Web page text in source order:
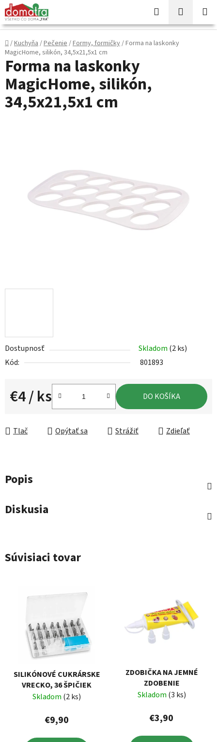
Prejsť
na
obsah
Hľadať
KOŠÍK
Domov
/Kuchyňa/Pečenie/Formy, formičky/Forma na laskonky
MagicHome, silikón, 34,5x21,5x1 cm
Dostupnosť Skladom (2 ks)
Kód:
801893
€4/ ks
Jednotková cena:
DO KOŠÍKA
Tlač Opýtať sa Strážiť Zdieľať
Forma na laskonky
MagicHome, silikón,
34,5x21,5x1 cm
Popis
Diskusia
Súvisiaci tovar
SILIKÓNOVÉ CUKRÁRSKE
VRECKO, 36 ŠPIČIEK
Skladom (2 ks)
€9,90
ZDOBIČKA NA JEMNÉ
ZDOBENIE
Skladom (3 ks)
€3,90